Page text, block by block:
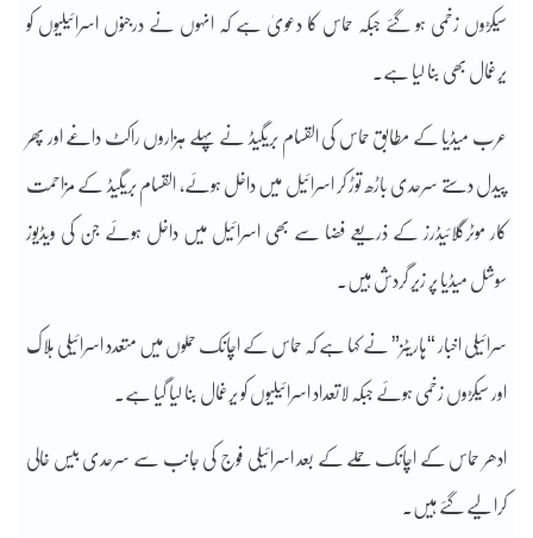
سیکڑوں زخمی ہو گئے جبکہ حماس کا دعویٰ ہے کہ انہوں نے درجنوں اسرائیلیوں کو
یرغمال بھی بنا لیا ہے۔
عرب میڈیا کے مطابق حماس کی القسام بریگیڈ نے پہلے ہزاروں راکٹ داغے اور پھر
پیدل دستے سرحدی باڑھ توڑ کر اسرائیل میں داخل ہوئے، القسام بریگیڈ کے مزاحمت
کار موٹرگلائیڈرز کے ذریعے فضا سے بھی اسرائیل میں داخل ہوئے جن کی ویڈیوز
سوشل میڈیا پر زیر گردش ہیں۔
سرائیلی اخبار “ہاریٹز” نے کہا ہے کہ حماس کے اچانک حملوں میں متعدد اسرائیلی ہلاک
اور سیکڑوں زخمی ہوئے جبکہ لاتعداد اسرائیلیوں کو یرغمال بنا لیا گیا ہے۔
ادھر حماس کے اچانک حملے کے بعد اسرائیلی فوج کی جانب سے سرحدی بیس خالی
کرا لیے گئے ہیں۔